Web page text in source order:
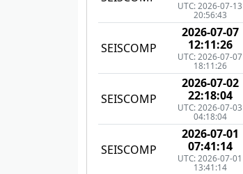
UTC: 2026-07-13
20:56:43
SEISCOMP
2026-07-07
12:11:26
UTC: 2026-07-07
18:11:26
SEISCOMP
2026-07-02
22:18:04
UTC: 2026-07-03
04:18:04
SEISCOMP
2026-07-01
07:41:14
UTC: 2026-07-01
13:41:14